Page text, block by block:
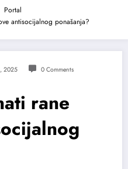
Portal
antisocijalnog ponašanja?
2025 0 Comments
rane